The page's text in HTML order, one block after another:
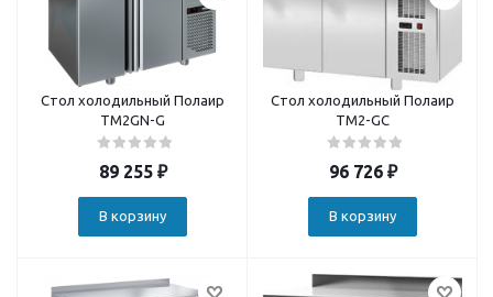
Стол холодильный Полаир
TM2GN-G
89 255₽
В корзину
Стол холодильный Полаир
TM2-GC
96 726₽
В корзину